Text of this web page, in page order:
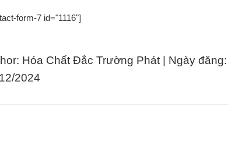
form-7 id="1116"]
Hóa Chất Đắc Trường Phát | Ngày đăng:
2024